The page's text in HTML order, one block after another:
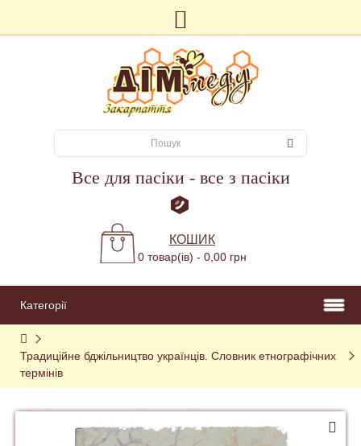
Все для пасіки - все з пасіки
КОШИК
0 товар(ів) - 0,00 грн
Категорії
Традиційне бджільництво українців. Словник етнографічних
термінів